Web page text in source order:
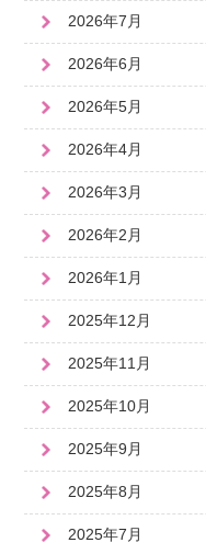
2026年7月
2026年6月
2026年5月
2026年4月
2026年3月
2026年2月
2026年1月
2025年12月
2025年11月
2025年10月
2025年9月
2025年8月
2025年7月